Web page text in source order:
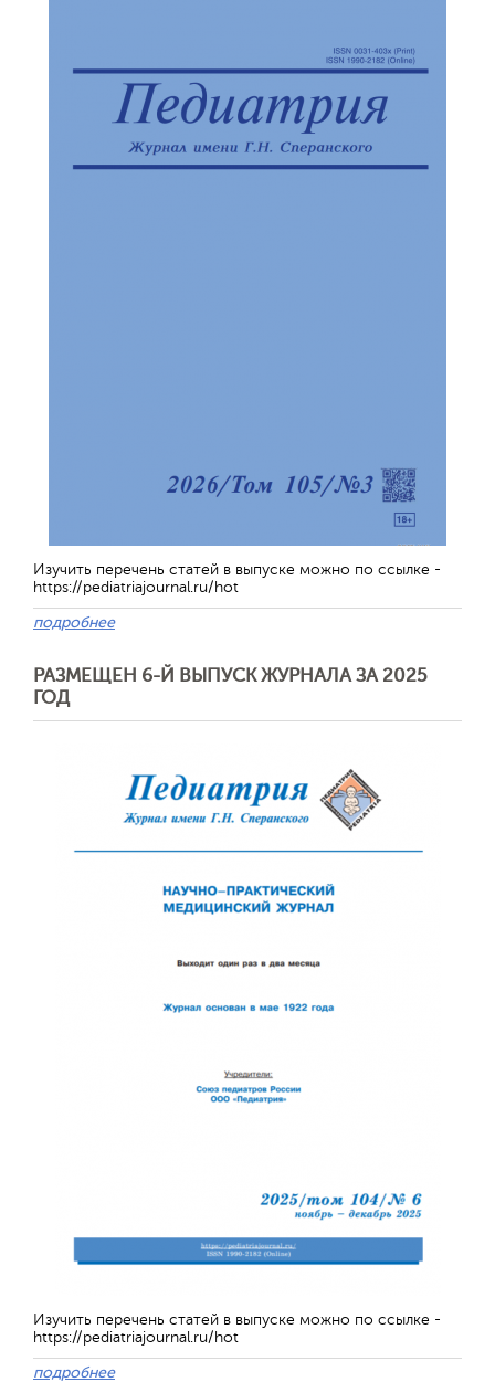
Изучить перечень статей в выпуске можно по ссылке -
https://pediatriajournal.ru/hot
подробнее
РАЗМЕЩЕН 6-Й ВЫПУСК ЖУРНАЛА ЗА 2025
ГОД
Изучить перечень статей в выпуске можно по ссылке -
https://pediatriajournal.ru/hot
подробнее
Обратная
Отправить